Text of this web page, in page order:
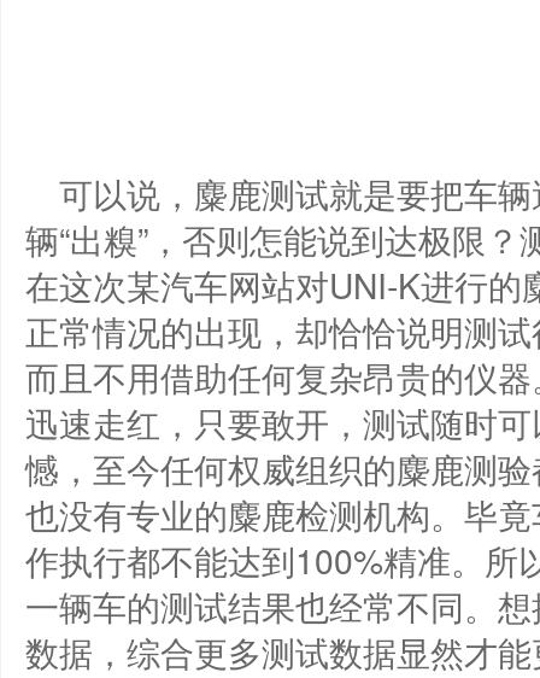
可以说，麋鹿测试就是要把车
辆“出糗”，否则怎能说到达极限
在这次某汽车网站对UNI-K进行
正常情况的出现，却恰恰说明测
而且不用借助任何复杂昂贵的仪
迅速走红，只要敢开，测试随时
憾，至今任何权威组织的麋鹿测
也没有专业的麋鹿检测机构。毕
作执行都不能达到100%精准。所
一辆车的测试结果也经常不同。
数据，综合更多测试数据显然才